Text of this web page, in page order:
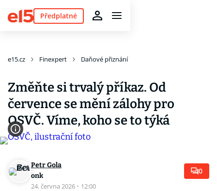
Předplatné
e15.cz Finexpert Daňové přiznání
Změňte si trvalý příkaz. Od
července se mění zálohy pro
OSVČ. Víme, koho se to týká
Petr Gola
onk
24. června 2026 · 12:00
0